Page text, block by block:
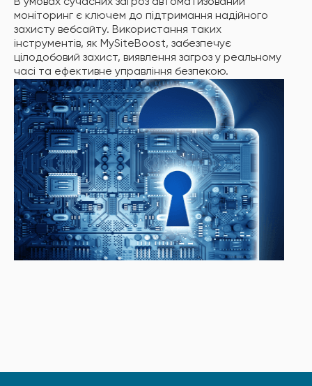
моніторинг є ключем до підтримання надійного
захисту вебсайту. Використання таких
інструментів, як MySiteBoost, забезпечує
цілодобовий захист, виявлення загроз у реальному
часі та ефективне управління безпекою.